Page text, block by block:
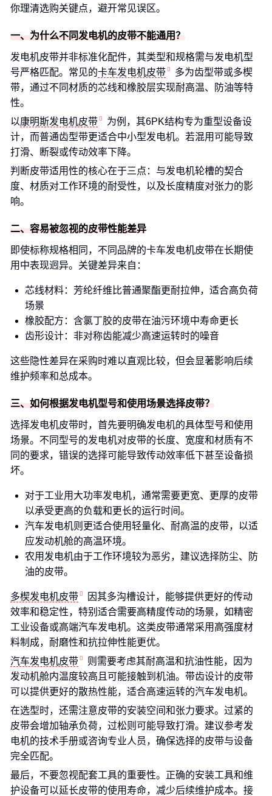
你理清选购关键点，避开常见误区。
一、为什么不同发电机的皮带不能通用？
发电机皮带并非标准化配件，其类型和规格需与发电机型
号严格匹配。常见的卡车发电机皮带
多为齿型带或多楔
带，通过不同材质的芯线和橡胶层实现耐高温、防油等特
性。
以康明斯发电机皮带
为例，其6PK结构专为重型设备设
计，而普通齿型带更适合中小型发电机。若混用可能导致
打滑、断裂或传动效率下降。
判断皮带适用性的核心在于三点：与发电机轮槽的契合
度、材质对工作环境的耐受性，以及长度精度对张力的影
响。
二、容易被忽视的皮带性能差异
即使标称规格相同，不同品牌的卡车发电机皮带在长期使
用中表现迥异。关键差异来自：
芯线材料：芳纶纤维比普通聚酯更耐拉伸，适合高负荷
场景
橡胶配方：含氯丁胶的皮带在油污环境中寿命更长
齿形设计：非对称齿能减少高速运转时的噪音
这些隐性差异在采购时难以直观比较，但会显著影响后续
维护频率和总成本。
三、如何根据发电机型号和使用场景选择皮带？
选择发电机皮带时，首先要明确发电机的具体型号和使用
场景。不同型号的发电机对皮带的长度、宽度和材质有不
同的要求，错误的选择可能导致传动效率低下甚至设备损
坏。
对于工业用大功率发电机，通常需要更宽、更厚的皮带
以承受更高的负载和更长的运行时间。
汽车发电机则更适合使用轻量化、耐高温的皮带，以适
应发动机舱的高温环境。
农用发电机由于工作环境较为恶劣，建议选择防尘、防
油的皮带。
多楔发电机皮带
因其多沟槽设计，能够提供更好的传动
效率和稳定性，特别适合需要高精度传动的场景，如精密
工业设备或高端汽车发电机。这类皮带通常采用高强度材
料制成，耐磨性和抗拉伸性能更优。
汽车发电机皮带
则需要考虑其耐高温和抗油性能，因为
发动机舱内温度较高且可能接触到机油。带齿设计的皮带
可以提供更好的散热性能，适合高速运转的汽车发电机。
在选型时，还需注意皮带的安装空间和张力要求。过紧的
皮带会增加轴承负荷，过松则可能导致打滑。建议参考发
电机的技术手册或咨询专业人员，确保选择的皮带与设备
完全匹配。
最后，不要忽视配套工具的重要性。正确的安装工具和维
护设备可以延长皮带的使用寿命，减少后续维护成本。接